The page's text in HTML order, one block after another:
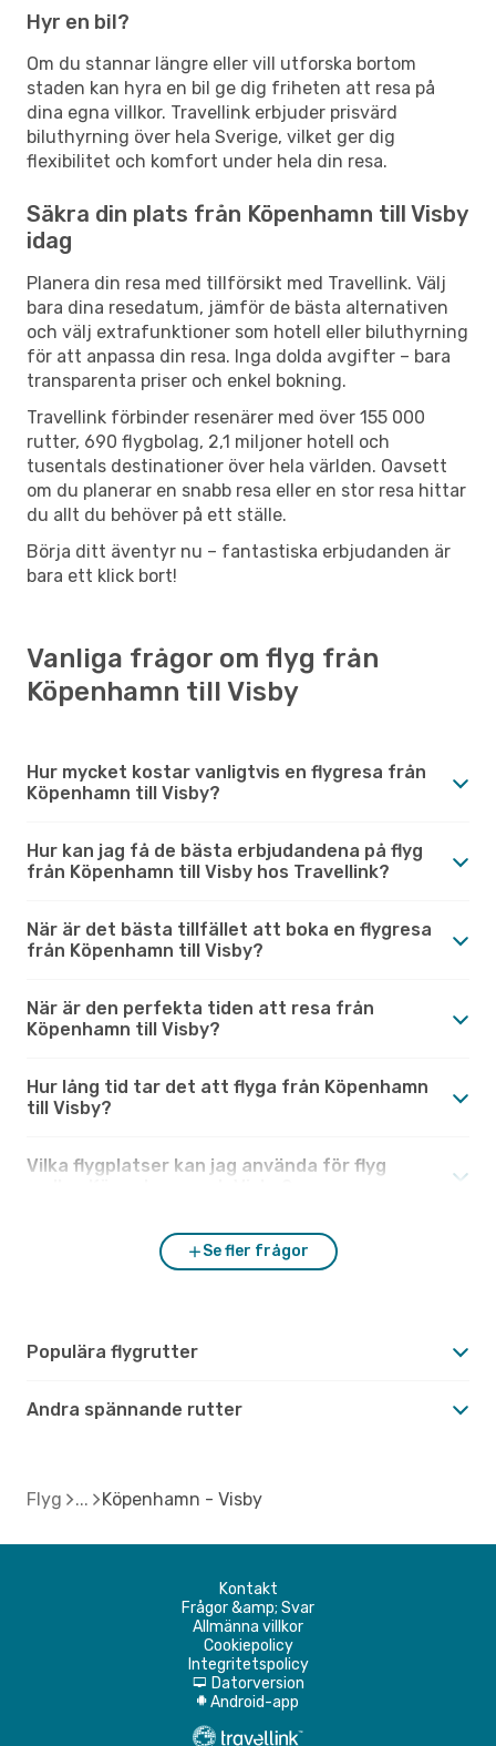
Hyr en bil?
Om du stannar längre eller vill utforska bortom
staden kan hyra en bil ge dig friheten att resa på
dina egna villkor. Travellink erbjuder prisvärd
biluthyrning över hela Sverige, vilket ger dig
flexibilitet och komfort under hela din resa.
Säkra din plats från Köpenhamn till Visby
idag
Planera din resa med tillförsikt med Travellink. Välj
bara dina resedatum, jämför de bästa alternativen
och välj extrafunktioner som hotell eller biluthyrning
för att anpassa din resa. Inga dolda avgifter – bara
transparenta priser och enkel bokning.
Travellink förbinder resenärer med över 155 000
rutter, 690 flygbolag, 2,1 miljoner hotell och
tusentals destinationer över hela världen. Oavsett
om du planerar en snabb resa eller en stor resa hittar
du allt du behöver på ett ställe.
Börja ditt äventyr nu – fantastiska erbjudanden är
bara ett klick bort!
Vanliga frågor om flyg från
Köpenhamn till Visby
Hur mycket kostar vanligtvis en flygresa från
Köpenhamn till Visby?
Hur kan jag få de bästa erbjudandena på flyg
från Köpenhamn till Visby hos Travellink?
När är det bästa tillfället att boka en flygresa
från Köpenhamn till Visby?
När är den perfekta tiden att resa från
Köpenhamn till Visby?
Hur lång tid tar det att flyga från Köpenhamn
till Visby?
Vilka flygplatser kan jag använda för flyg
Se fler frågor
Populära flygrutter
Andra spännande rutter
Flyg Köpenhamn - Visby
Kontakt
Frågor &amp; Svar
Allmänna villkor
Cookiepolicy
Integritetspolicy
d Datorversion
A Android-app